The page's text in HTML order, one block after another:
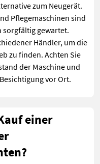
zum Neugerät.
Pflegemaschinen sind
gewartet.
Händler, um die
zu finden. Achten Sie
der Maschine und
vor Ort.
einer